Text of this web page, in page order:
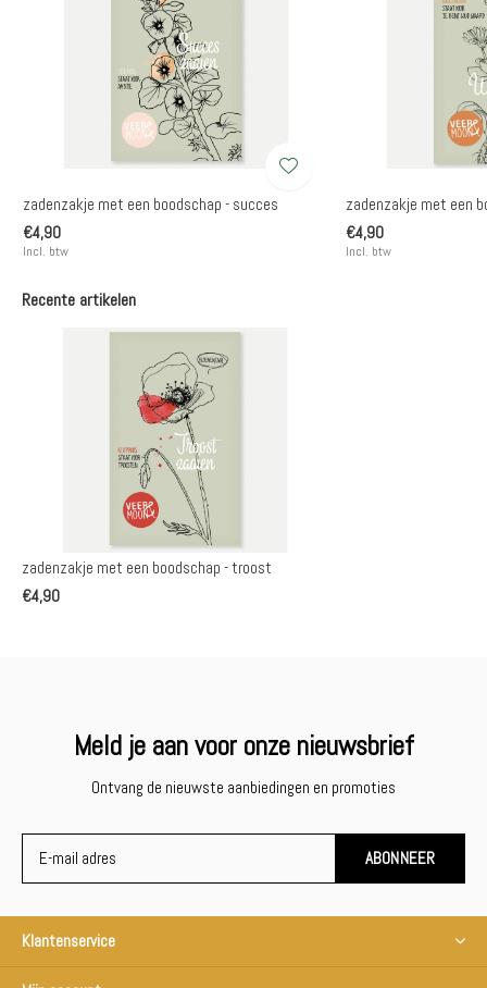
zadenzakje met een boodschap - succes
€4,90
Incl. btw
zadenzakje met een
€4,90
Incl. btw
Recente artikelen
zadenzakje met een boodschap - troost
€4,90
Meld je aan voor onze nieuwsbrief
Ontvang de nieuwste aanbiedingen en promoties
ABONNEER
Klantenservice